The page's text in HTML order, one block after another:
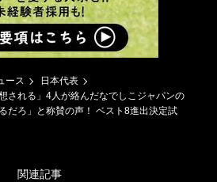
ース
日本代表
される」4人が絡んだなでしこジャパンの
だろ」と称賛の声！ ベスト8進出決定試
関連記事